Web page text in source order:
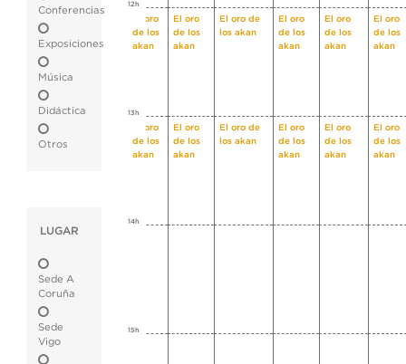
Conferencias
Exposiciones
Música
Didáctica
Otros
LUGAR
Sede A
Coruña
Sede
Vigo
12h
El oro
de los
akan
El oro
de los
akan
El oro de
los akan
El oro
de los
akan
El oro
de los
akan
El oro
de los
akan
13h
El oro
de los
akan
El oro
de los
akan
El oro de
los akan
El oro
de los
akan
El oro
de los
akan
El oro
de los
akan
14h
15h